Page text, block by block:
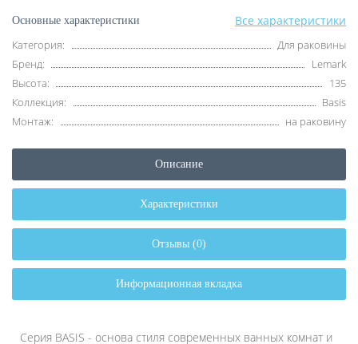
Основные характеристики Все характеристики
Категория:
Для раковины
Бренд:
Lemark
Высота:
135
Коллекция:
Basis
Монтаж:
на раковину
Описание
Характеристики
Отзывы (0)
Информационная вкладка
Серия BASIS - основа стиля современных ванных комнат и